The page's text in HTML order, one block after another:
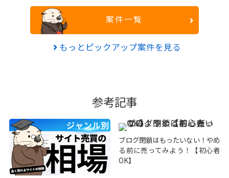
案件一覧
もっとピックアップ案件を見る
参考記事
ブログ閉鎖はもったいない！やめ
る前に売ってみよう！【初心者
OK】